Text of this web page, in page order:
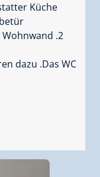
Küche
.2
dazu .Das WC